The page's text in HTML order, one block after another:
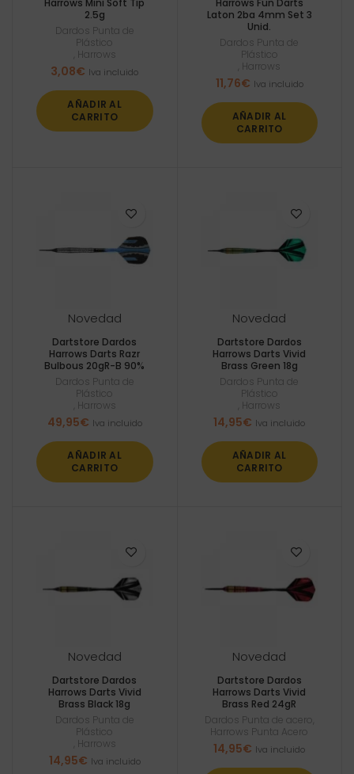
Harrows Mini Soft Tip
2.5g
Dardos Punta de
Plástico
Harrows
3,08€ Iva incluido
AÑADIR AL
CARRITO
Harrows Fun Darts
Laton 2ba 4mm Set 3
Unid.
Dardos Punta de
Plástico
Harrows
11,76€ Iva incluido
AÑADIR AL
CARRITO
Novedad
Dartstore Dardos
Harrows Darts Razr
Bulbous 20gR-B 90%
Dardos Punta de
Plástico
Harrows
49,95€ Iva incluido
AÑADIR AL
CARRITO
Novedad
Dartstore Dardos
Harrows Darts Vivid
Brass Green 18g
Dardos Punta de
Plástico
Harrows
14,95€ Iva incluido
AÑADIR AL
CARRITO
Novedad
Dartstore Dardos
Harrows Darts Vivid
Brass Black 18g
Dardos Punta de
Plástico
Harrows
14,95€ Iva incluido
Novedad
Dartstore Dardos
Harrows Darts Vivid
Brass Red 24gR
Dardos Punta de acero
Harrows Punta Acero
14,95€ Iva incluido